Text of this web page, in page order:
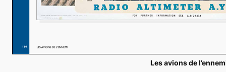
Les avions de